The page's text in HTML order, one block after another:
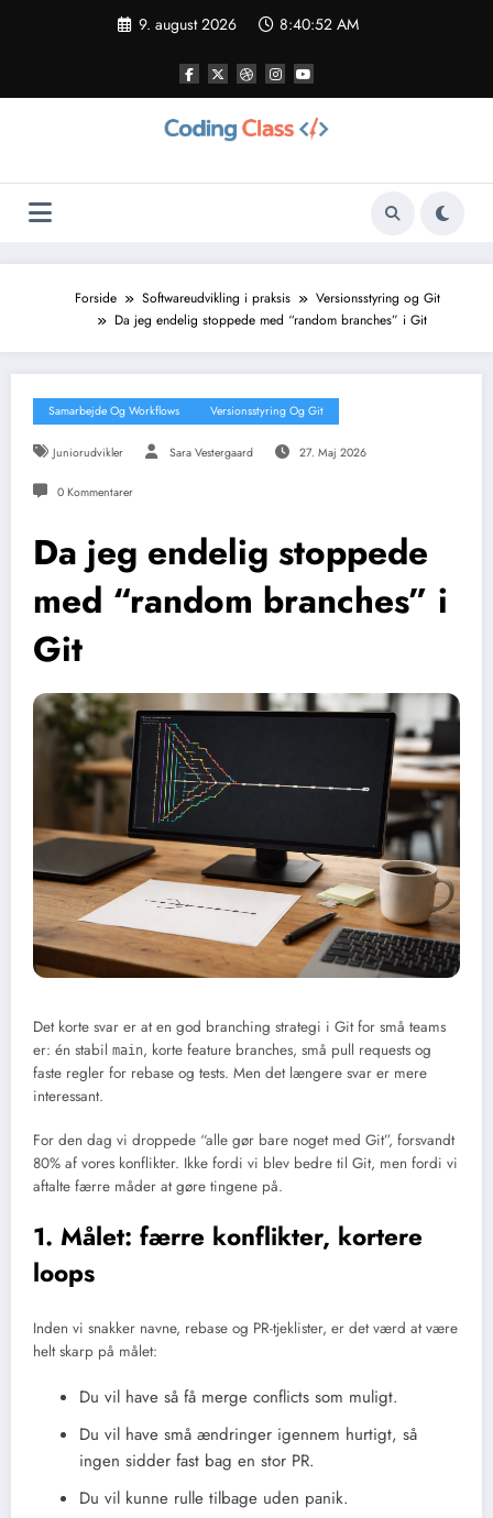
9. august 2026 8:40:54 AM
Forside Softwareudvikling i praksis
Versionsstyring og Git
Da jeg endelig stoppede med “random branches” i Git
Samarbejde Og Workflows Versionsstyring Og Git
Juniorudvikler Sara Vestergaard 27. Maj 2026
0 Kommentarer
Da jeg endelig stoppede
med “random branches” i
Git
Det korte svar er at en god branching strategi i Git for små teams
er: én stabil main, korte feature branches, små pull requests og
faste regler for rebase og tests. Men det længere svar er mere
interessant.
For den dag vi droppede “alle gør bare noget med Git”, forsvandt
80% af vores konflikter. Ikke fordi vi blev bedre til Git, men fordi vi
aftalte færre måder at gøre tingene på.
1. Målet: færre konflikter, kortere
loops
Inden vi snakker navne, rebase og PR-tjeklister, er det værd at være
helt skarp på målet:
Du vil have så få merge conflicts som muligt.
Du vil have små ændringer igennem hurtigt, så
ingen sidder fast bag en stor PR.
Du vil kunne rulle tilbage uden panik.